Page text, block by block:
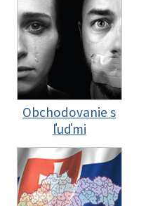
Obchodovanie s
ľuďmi